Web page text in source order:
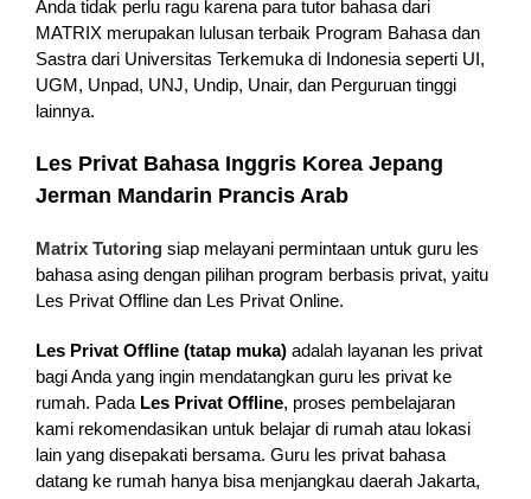
Anda tidak perlu ragu karena para tutor bahasa dari
MATRIX merupakan lulusan terbaik Program Bahasa dan
Sastra dari Universitas Terkemuka di Indonesia seperti UI,
UGM, Unpad, UNJ, Undip, Unair, dan Perguruan tinggi
lainnya.
Les Privat Bahasa Inggris Korea Jepang
Jerman Mandarin Prancis Arab
Matrix Tutoring siap melayani permintaan untuk guru les
bahasa asing dengan pilihan program berbasis privat, yaitu
Les Privat Offline dan Les Privat Online.
Les Privat Offline (tatap muka) adalah layanan les privat
bagi Anda yang ingin mendatangkan guru les privat ke
rumah. Pada Les Privat Offline, proses pembelajaran
kami rekomendasikan untuk belajar di rumah atau lokasi
lain yang disepakati bersama. Guru les privat bahasa
datang ke rumah hanya bisa menjangkau daerah Jakarta,